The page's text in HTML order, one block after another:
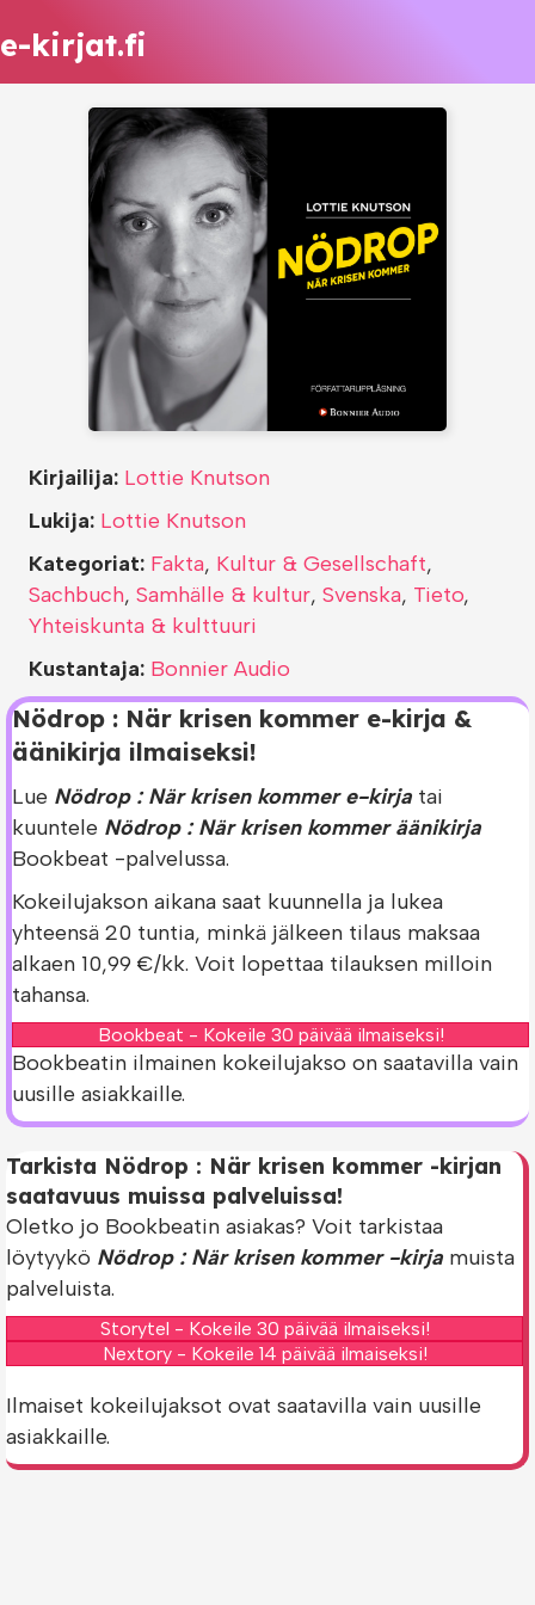
e-kirjat.fi
Nödrop : När krisen kommer e-kirja &
äänikirja ilmaiseksi!
Lue Nödrop : När krisen kommer e-kirja tai
kuuntele Nödrop : När krisen kommer äänikirja
Bookbeat -palvelussa.
Kokeilujakson aikana saat kuunnella ja lukea
yhteensä 20 tuntia, minkä jälkeen tilaus maksaa
alkaen 10,99 €/kk. Voit lopettaa tilauksen milloin
tahansa.
Bookbeat - Kokeile 30 päivää ilmaiseksi!
Bookbeatin ilmainen kokeilujakso on saatavilla vain
uusille asiakkaille.
Kirjailija: Lottie Knutson
Lukija: Lottie Knutson
Kategoriat: Fakta, Kultur & Gesellschaft,
Sachbuch, Samhälle & kultur, Svenska, Tieto,
Yhteiskunta & kulttuuri
Kustantaja: Bonnier Audio
Tarkista Nödrop : När krisen kommer -kirjan
saatavuus muissa palveluissa!
Oletko jo Bookbeatin asiakas? Voit tarkistaa
löytyykö Nödrop : När krisen kommer -kirja muista
palveluista.
Storytel - Kokeile 30 päivää ilmaiseksi!
Nextory - Kokeile 14 päivää ilmaiseksi!
Ilmaiset kokeilujaksot ovat saatavilla vain uusille
asiakkaille.